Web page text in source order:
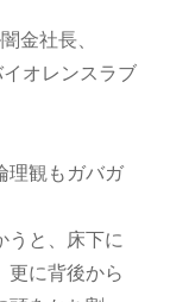
金社長、
オレンスラブ
理観もガバガ
うと、床下に
更に背後から